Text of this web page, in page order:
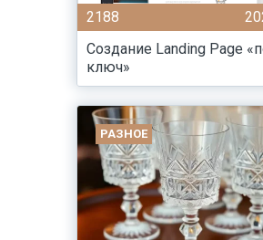
2188
Создание Landing Page
ключ»
РАЗНОЕ